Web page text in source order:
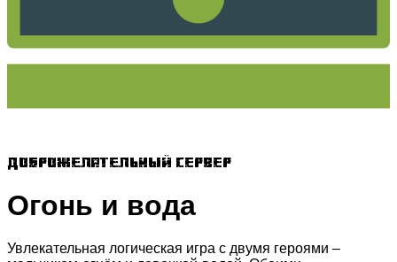
Доброжелательный сервер
Огонь и вода
Увлекательная логическая игра с двумя героями –